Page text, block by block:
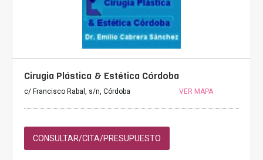
Cirugia Plástica & Estética Córdoba
c/ Francisco Rabal, s/n, Córdoba VER MAPA
CONSULTAR/CITA/PRESUPUESTO